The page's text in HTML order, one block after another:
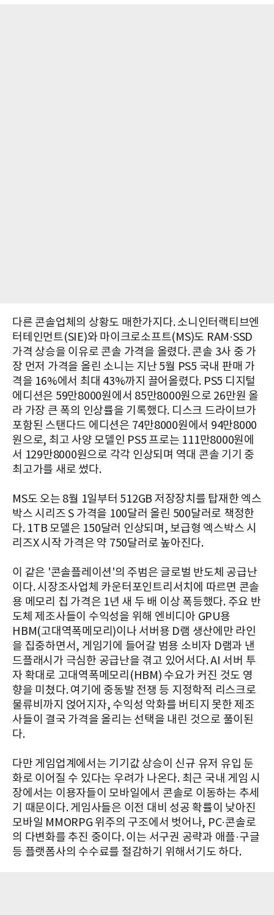
다른 콘솔업체의 상황도 매한가지다. 소니인터랙티브엔
터테인먼트(SIE)와 마이크로소프트(MS)도 RAM·SSD
가격 상승을 이유로 콘솔 가격을 올렸다. 콘솔 3사 중 가
장 먼저 가격을 올린 소니는 지난 5월 PS5 국내 판매 가
격을 16%에서 최대 43%까지 끌어올렸다. PS5 디지털
에디션은 59만8000원에서 85만8000원으로 26만원 올
라 가장 큰 폭의 인상률을 기록했다. 디스크 드라이브가
포함된 스탠다드 에디션은 74만8000원에서 94만8000
원으로, 최고 사양 모델인 PS5 프로는 111만8000원에
서 129만8000원으로 각각 인상되며 역대 콘솔 기기 중
최고가를 새로 썼다.
MS도 오는 8월 1일부터 512GB 저장장치를 탑재한 엑스
박스 시리즈 S 가격을 100달러 올린 500달러로 책정한
다. 1TB 모델은 150달러 인상되며, 보급형 엑스박스 시
리즈X 시작 가격은 약 750달러로 높아진다.
이 같은 '콘솔플레이션'의 주범은 글로벌 반도체 공급난
이다. 시장조사업체 카운터포인트리서치에 따르면 콘솔
용 메모리 칩 가격은 1년 새 두 배 이상 폭등했다. 주요 반
도체 제조사들이 수익성을 위해 엔비디아 GPU용
HBM(고대역폭메모리)이나 서버용 D램 생산에만 라인
을 집중하면서, 게임기에 들어갈 범용 소비자 D램과 낸
드플래시가 극심한 공급난을 겪고 있어서다. AI 서버 투
자 확대로 고대역폭메모리(HBM) 수요가 커진 것도 영
향을 미쳤다. 여기에 중동발 전쟁 등 지정학적 리스크로
물류비까지 얹어지자, 수익성 악화를 버티지 못한 제조
사들이 결국 가격을 올리는 선택을 내린 것으로 풀이된
다.
다만 게임업계에서는 기기값 상승이 신규 유저 유입 둔
화로 이어질 수 있다는 우려가 나온다. 최근 국내 게임 시
장에서는 이용자들이 모바일에서 콘솔로 이동하는 추세
기 때문이다. 게임사들은 이전 대비 성공 확률이 낮아진
모바일 MMORPG 위주의 구조에서 벗어나, PC·콘솔로
의 다변화를 추진 중이다. 이는 서구권 공략과 애플·구글
등 플랫폼사의 수수료를 절감하기 위해서기도 하다.